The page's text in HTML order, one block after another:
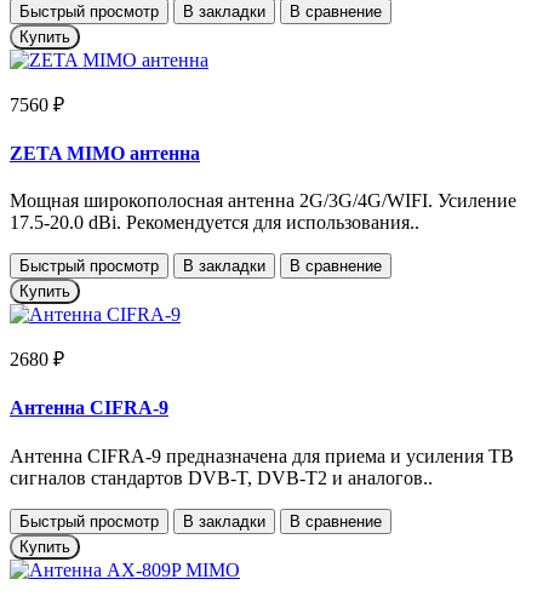
Быстрый просмотр В закладки
В сравнение
Купить
7560 ₽
ZETA MIMO антенна
Мощная широкополосная антенна 2G/3G/4G/WIFI. Усиление
17.5-20.0 dBi. Рекомендуется для использования..
Быстрый просмотр В закладки
В сравнение
Купить
2680 ₽
Антенна CIFRA-9
Антенна CIFRA-9 предназначена для приема и усиления ТВ
сигналов стандартов DVB-T, DVB-T2 и аналогов..
Быстрый просмотр В закладки
В сравнение
Купить